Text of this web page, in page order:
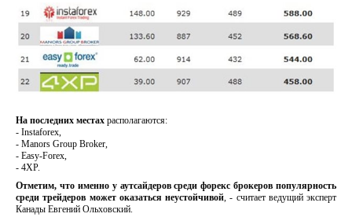
На последних местах располагаются:
- Instaforex,
- Manors Group Broker,
- Easy-Forex,
- 4XP.
Отметим, что именно у аутсайдеров среди форекс брокеров популярность
среди трейдеров может оказаться неустойчивой, - считает ведущий эксперт
Канады Евгений Ольховский.